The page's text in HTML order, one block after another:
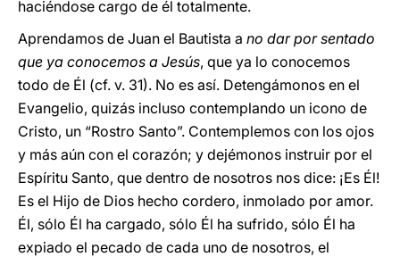
haciéndose cargo de él totalmente.
Aprendamos de Juan el Bautista a no dar por sentado
que ya conocemos a Jesús, que ya lo conocemos
todo de Él (cf. v. 31). No es así. Detengámonos en el
Evangelio, quizás incluso contemplando un icono de
Cristo, un “Rostro Santo”. Contemplemos con los ojos
y más aún con el corazón; y dejémonos instruir por el
Espíritu Santo, que dentro de nosotros nos dice: ¡Es Él!
Es el Hijo de Dios hecho cordero, inmolado por amor.
Él, sólo Él ha cargado, sólo Él ha sufrido, sólo Él ha
expiado el pecado de cada uno de nosotros, el